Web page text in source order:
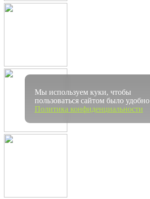
Мы используем куки, чтобы
пользоваться сайтом было удобно
Политика конфиденциальности